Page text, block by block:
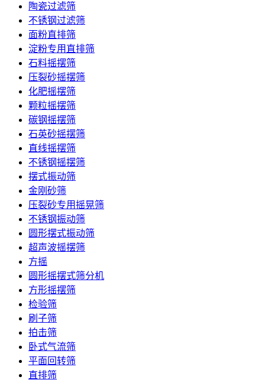
陶瓷过滤筛
不锈钢过滤筛
面粉直排筛
淀粉专用直排筛
石料摇摆筛
压裂砂摇摆筛
化肥摇摆筛
颗粒摇摆筛
碳钢摇摆筛
石英砂摇摆筛
直线摇摆筛
不锈钢摇摆筛
摆式振动筛
金刚砂筛
压裂砂专用摇晃筛
不锈钢振动筛
圆形摆式振动筛
超声波摇摆筛
方摇
圆形摇摆式筛分机
方形摇摆筛
检验筛
刷子筛
拍击筛
卧式气流筛
平面回转筛
直排筛